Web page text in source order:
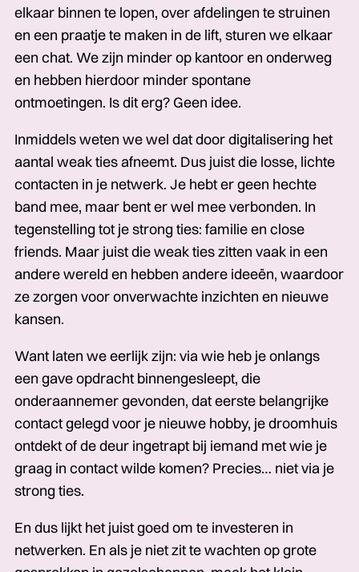
elkaar binnen te lopen, over afdelingen te struinen
en een praatje te maken in de lift, sturen we elkaar
een chat. We zijn minder op kantoor en onderweg
en hebben hierdoor minder spontane
ontmoetingen. Is dit erg? Geen idee.
Inmiddels weten we wel dat door digitalisering het
aantal weak ties afneemt. Dus juist die losse, lichte
contacten in je netwerk. Je hebt er geen hechte
band mee, maar bent er wel mee verbonden. In
tegenstelling tot je strong ties: familie en close
friends. Maar juist die weak ties zitten vaak in een
andere wereld en hebben andere ideeën, waardoor
ze zorgen voor onverwachte inzichten en nieuwe
kansen.
Want laten we eerlijk zijn: via wie heb je onlangs
een gave opdracht binnengesleept, die
onderaannemer gevonden, dat eerste belangrijke
contact gelegd voor je nieuwe hobby, je droomhuis
ontdekt of de deur ingetrapt bij iemand met wie je
graag in contact wilde komen? Precies… niet via je
strong ties.
En dus lijkt het juist goed om te investeren in
netwerken. En als je niet zit te wachten op grote